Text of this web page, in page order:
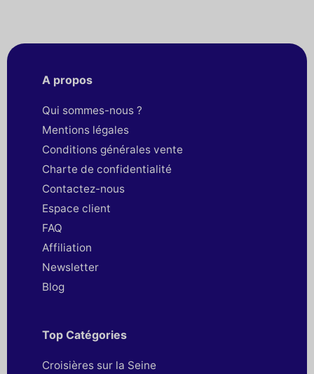
A propos
Qui sommes-nous ?
Mentions légales
Conditions générales vente
Charte de confidentialité
Contactez-nous
Espace client
FAQ
Affiliation
Newsletter
Blog
Top Catégories
Croisières sur la Seine